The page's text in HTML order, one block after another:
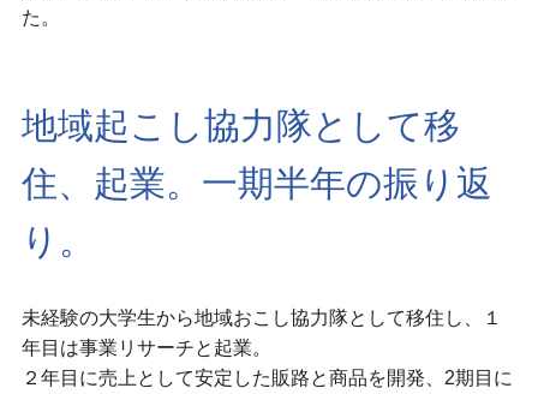
た。
地域起こし協力隊として移
住、起業。一期半年の振り返
り。
未経験の大学生から地域おこし協力隊として移住し、１
年目は事業リサーチと起業。
２年目に売上として安定した販路と商品を開発、2期目に